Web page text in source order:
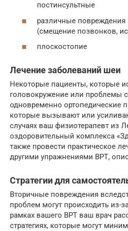
постинсультные
различные повреждения
(смещение позвонков,
плоскостопие
Лечение заболеваний шеи
Некоторые пациенты, которые
головокружение или проблемы
одновременно ортопедические
которые вызывают или
случаях ваш физиотерапевт из
оздоровительный комплекса
также провести практическое
другими упражнениями ВРТ,
Стратегии для
Вторичные повреждения
проблем могут происходить из-
рамках вашего ВРТ ваш врач
стратегиях, которые могут